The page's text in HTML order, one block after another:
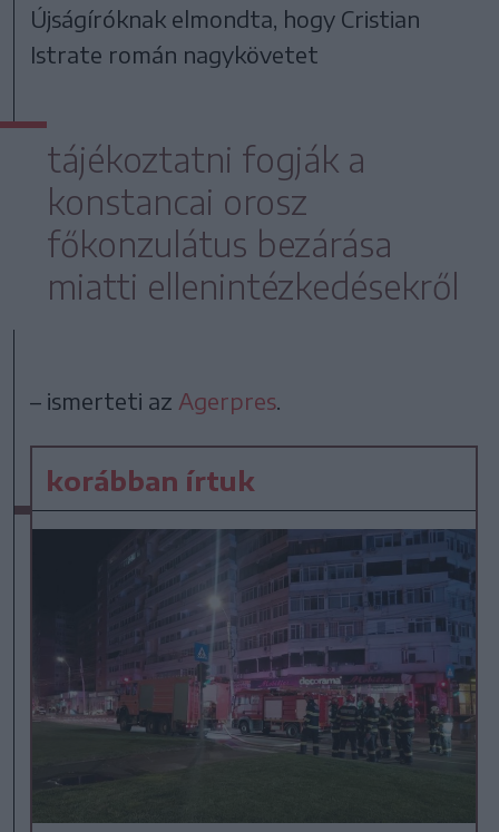
Újságíróknak elmondta, hogy Cristian
Istrate román nagykövetet
tájékoztatni fogják a
konstancai orosz
főkonzulátus bezárása
miatti ellenintézkedésekről
– ismerteti az Agerpres
korábban írtuk